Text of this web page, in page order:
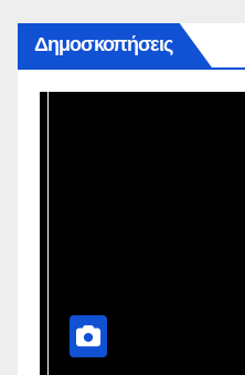
Δημοσκοπήσεις